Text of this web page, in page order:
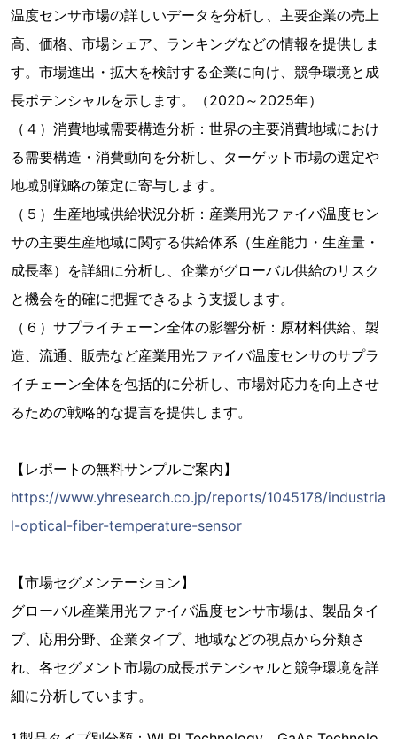
温度センサ市場の詳しいデータを分析し、主要企業の売上
高、価格、市場シェア、ランキングなどの情報を提供しま
す。市場進出・拡大を検討する企業に向け、競争環境と成
長ポテンシャルを示します。（2020～2025年）
（４）消費地域需要構造分析：世界の主要消費地域におけ
る需要構造・消費動向を分析し、ターゲット市場の選定や
地域別戦略の策定に寄与します。
（５）生産地域供給状況分析：産業用光ファイバ温度セン
サの主要生産地域に関する供給体系（生産能力・生産量・
成長率）を詳細に分析し、企業がグローバル供給のリスク
と機会を的確に把握できるよう支援します。
（６）サプライチェーン全体の影響分析：原材料供給、製
造、流通、販売など産業用光ファイバ温度センサのサプラ
イチェーン全体を包括的に分析し、市場対応力を向上させ
るための戦略的な提言を提供します。
【レポートの無料サンプルご案内】
https://www.yhresearch.co.jp/reports/1045178/industria
l-optical-fiber-temperature-sensor
【市場セグメンテーション】
グローバル産業用光ファイバ温度センサ市場は、製品タイ
プ、応用分野、企業タイプ、地域などの視点から分類さ
れ、各セグメント市場の成長ポテンシャルと競争環境を詳
細に分析しています。